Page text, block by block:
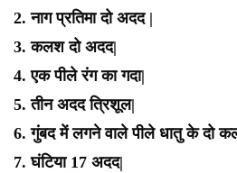
2. नाग प्रतिमा दो अदद |
3. कलश दो अदद|
4. एक पीले रंग का गदा|
5. तीन अदद त्रिशूल|
6. गुंबद में लगने वाले पीले धातु के दो
7. घंटिया 17 अदद|